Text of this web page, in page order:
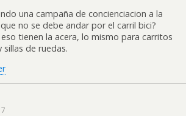
una campaña de concienciacion a la
no se debe andar por el carril bici?
tienen la acera, lo mismo para carritos
sillas de ruedas.